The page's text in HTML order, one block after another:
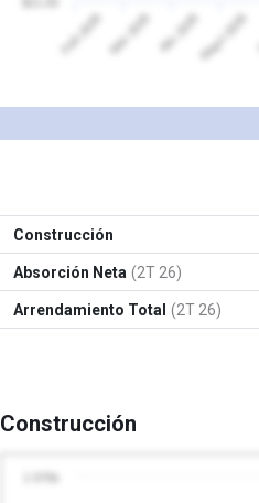
Feb 2026 Mar 2026 Abr 2026Mayo 2026
Construcción
Absorción Neta (2T 26)
Arrendamiento Total (2T 26)
Construcción